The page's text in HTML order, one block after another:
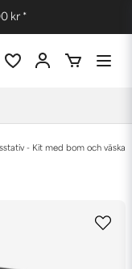
kr *
- Kit med bom och väska